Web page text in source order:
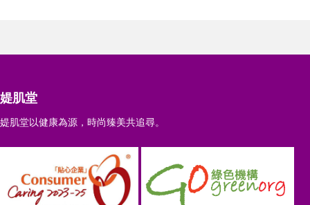
媞肌堂
媞肌堂以健康為源，時尚臻美共追尋。